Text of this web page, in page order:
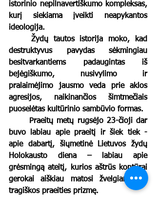
istorinio nepilnavertiškumo kompleksas,
kurį siekiama įveikti neapykantos
ideologija.
destruktyvus pavydas sėkmingiau
besitvarkantiems padaugintas iš
bejėgiškumo, nusivylimo ir
pralaimėjimo jausmo veda prie aklos
agresijos, naikinančios šimtmečiais
puoselėtas kultūrinio sambūvio formas.
buvo labiau apie praeitį ir šiek tiek -
apie dabartį, šiųmetinė Lietuvos žydų
Holokausto diena – labiau apie
grėsmingą ateitį, kurios aštrūs kontūrai
gerokai aiškiau matosi žvelgiant per
tragiškos praeities prizmę.